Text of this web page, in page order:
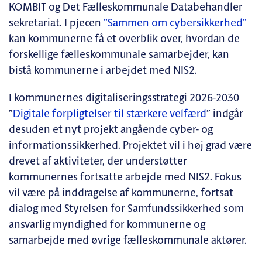
KOMBIT og Det Fælleskommunale Databehandler
sekretariat. I pjecen ”Sammen om cybersikkerhed”
kan kommunerne få et overblik over, hvordan de
forskellige fælleskommunale samarbejder, kan
bistå kommunerne i arbejdet med NIS2.
I kommunernes digitaliseringsstrategi 2026-2030
”Digitale forpligtelser til stærkere velfærd” indgår
desuden et nyt projekt angående cyber- og
informationssikkerhed. Projektet vil i høj grad være
drevet af aktiviteter, der understøtter
kommunernes fortsatte arbejde med NIS2. Fokus
vil være på inddragelse af kommunerne, fortsat
dialog med Styrelsen for Samfundssikkerhed som
ansvarlig myndighed for kommunerne og
samarbejde med øvrige fælleskommunale aktører.